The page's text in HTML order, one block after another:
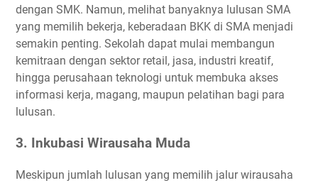
dengan SMK. Namun, melihat banyaknya lulusan SMA
yang memilih bekerja, keberadaan BKK di SMA menjadi
semakin penting. Sekolah dapat mulai membangun
kemitraan dengan sektor retail, jasa, industri kreatif,
hingga perusahaan teknologi untuk membuka akses
informasi kerja, magang, maupun pelatihan bagi para
lulusan.
3. Inkubasi Wirausaha Muda
Meskipun jumlah lulusan yang memilih jalur wirausaha